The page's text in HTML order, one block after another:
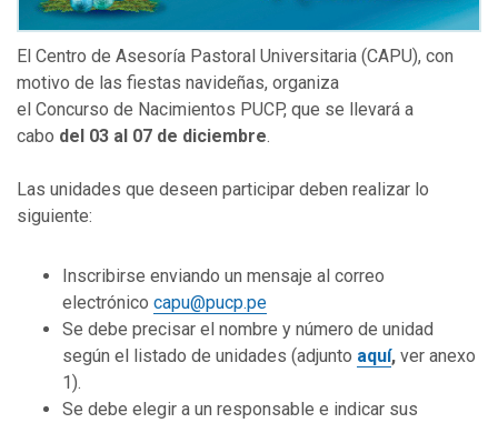
El Centro de Asesoría Pastoral Universitaria (CAPU), con
motivo de las fiestas navideñas, organiza
el Concurso de Nacimientos PUCP, que se llevará a
cabo del 03 al 07 de diciembre.
Las unidades que deseen participar deben realizar lo
siguiente:
Inscribirse enviando un mensaje al correo
electrónico capu@pucp.pe
Se debe precisar el nombre y número de unidad
según el listado de unidades (adjunto aquí, ver anexo
1).
Se debe elegir a un responsable e indicar sus